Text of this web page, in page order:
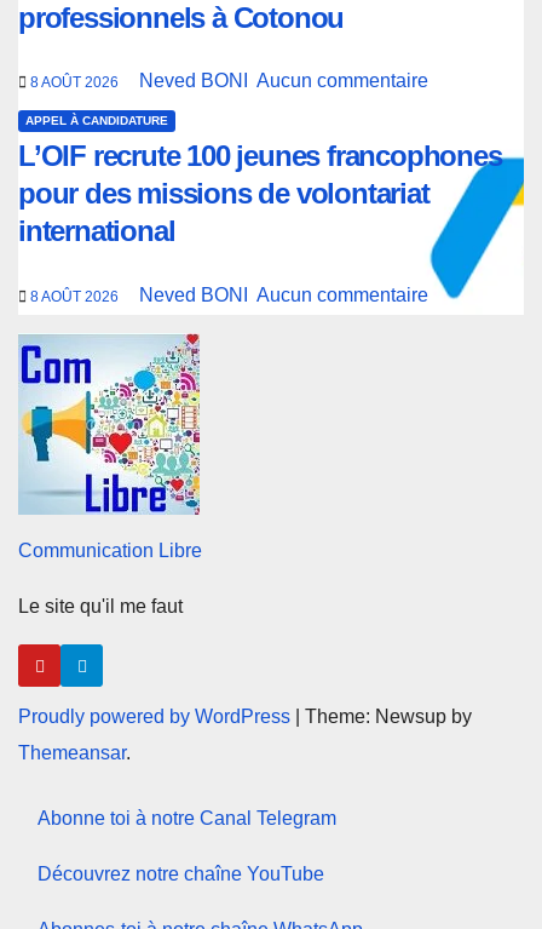
professionnels à Cotonou
8 AOÛT 2026 Neved BONI Aucun commentaire
APPEL À CANDIDATURE
L’OIF recrute 100 jeunes francophones
pour des missions de volontariat
international
8 AOÛT 2026 Neved BONI Aucun commentaire
Communication Libre
Le site qu'il me faut
Proudly powered by WordPress
Theme: Newsup by
Themeansar.
Abonne toi à notre Canal Telegram
Découvrez notre chaîne YouTube